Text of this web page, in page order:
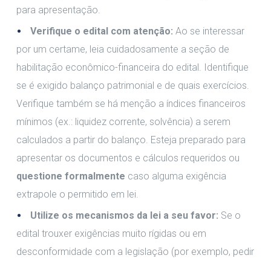
para apresentação.
Verifique o edital com atenção: Ao se interessar
por um certame, leia cuidadosamente a seção de
habilitação econômico-financeira do edital. Identifique
se é exigido balanço patrimonial e de quais exercícios.
Verifique também se há menção a índices financeiros
mínimos (ex.: liquidez corrente, solvência) a serem
calculados a partir do balanço. Esteja preparado para
apresentar os documentos e cálculos requeridos ou
questione formalmente caso alguma exigência
extrapole o permitido em lei.
Utilize os mecanismos da lei a seu favor: Se o
edital trouxer exigências muito rígidas ou em
desconformidade com a legislação (por exemplo, pedir